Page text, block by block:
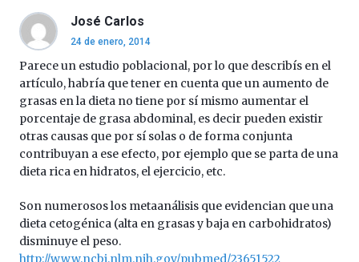
José Carlos
24 de enero, 2014
Parece un estudio poblacional, por lo que describís en el
artículo, habría que tener en cuenta que un aumento de
grasas en la dieta no tiene por sí mismo aumentar el
porcentaje de grasa abdominal, es decir pueden existir
otras causas que por sí solas o de forma conjunta
contribuyan a ese efecto, por ejemplo que se parta de una
dieta rica en hidratos, el ejercicio, etc.
Son numerosos los metaanálisis que evidencian que una
dieta cetogénica (alta en grasas y baja en carbohidratos)
disminuye el peso.
http://www.ncbi.nlm.nih.gov/pubmed/23651522